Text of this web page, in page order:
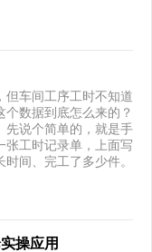
但车间工序工时不知道
数据到底怎么来的？
先说个简单的，就是手
张工时记录单，上面写
间、完工了多少件。
操应用